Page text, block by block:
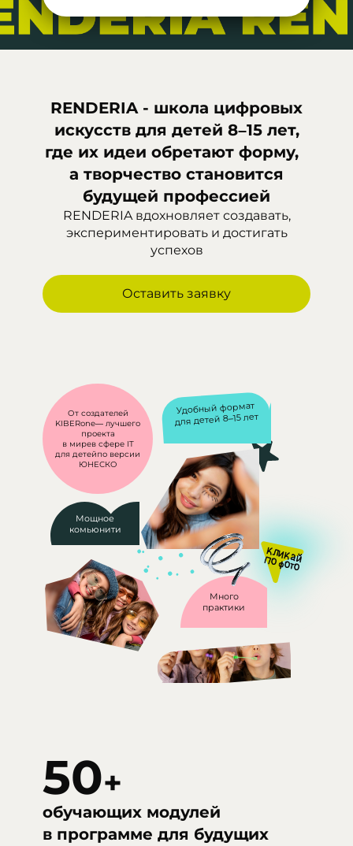
RENDERIA - школа цифровых
искусств для детей 8–15 лет,
где их идеи обретают форму,
а творчество становится
будущей профессией
RENDERIA вдохновляет создавать,
экспериментировать и достигать
успехов
Оставить заявку
От создателей
KIBERone— лучшего
проекта
в мирев сфере IT
для детейпо версии
ЮНЕСКО
Мощное
комьюнити
Удобный формат
для детей 8–15 лет
Много
практики
50+
обучающих модулей
в программе для будущих